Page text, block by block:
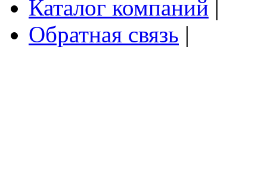
Каталог компаний
Обратная связь |